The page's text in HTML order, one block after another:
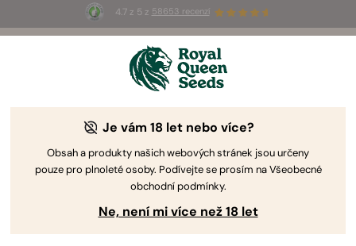
4.7 z 5 z 58653 recenzí
Summer Sales: Až 50% slevy
na vybrané produkty! ⏤
Je vám 18 let nebo více?
Obsah a produkty našich webových stránek jsou určeny
pouze pro plnoleté osoby. Podívejte se prosím na Všeobecné
obchodní podmínky.
Ne, není mi více než 18 let